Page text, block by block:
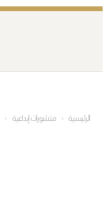
المحتوى
الرئيسية › منشورات إبداعية ›